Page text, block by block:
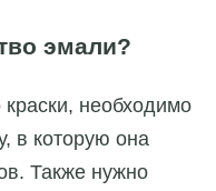
эмали?
необходимо
в которую она
Также нужно